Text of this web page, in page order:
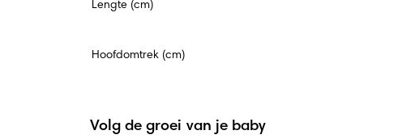
Lengte (cm)
Hoofdomtrek (cm)
Volg de groei van je baby